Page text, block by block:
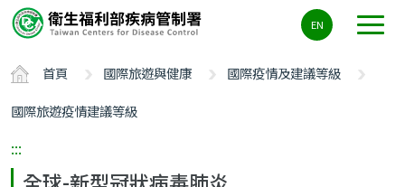
要
容
ALT+C
EN
首頁 國際旅遊與健康
國際疫情及建議等級
國際旅遊疫情建議等級
:::